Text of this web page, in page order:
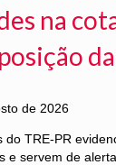
na
de 2026
do TRE-PR
e servem de